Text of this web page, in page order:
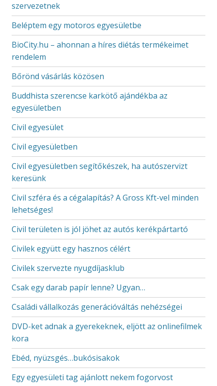
szervezetnek
Beléptem egy motoros egyesületbe
BioCity.hu – ahonnan a híres diétás termékeimet
rendelem
Bőrönd vásárlás közösen
Buddhista szerencse karkötő ajándékba az
egyesületben
Civil egyesület
Civil egyesületben
Civil egyesületben segítőkészek, ha autószervizt
keresünk
Civil szféra és a cégalapítás? A Gross Kft-vel minden
lehetséges!
Civil területen is jól jöhet az autós kerékpártartó
Civilek együtt egy hasznos célért
Civilek szervezte nyugdíjasklub
Csak egy darab papír lenne? Ugyan…
Családi vállalkozás generációváltás nehézségei
DVD-ket adnak a gyerekeknek, eljött az onlinefilmek
kora
Ebéd, nyüzsgés…bukósisakok
Egy egyesületi tag ajánlott nekem fogorvost